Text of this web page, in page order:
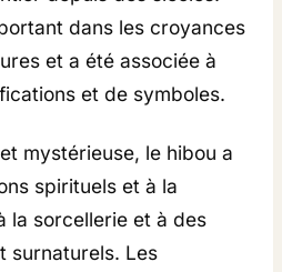
dans les croyances
et a été associée à
et de symboles.
mystérieuse, le hibou a
spirituels et à la
la sorcellerie et à des
surnaturels. Les